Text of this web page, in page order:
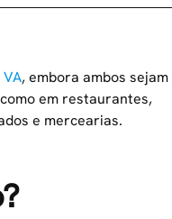
VA, embora ambos sejam
em restaurantes,
e mercearias.